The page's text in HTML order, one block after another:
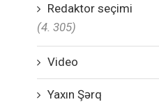
Redaktor seçimi
(4. 305)
Video
Yaxın Şərq